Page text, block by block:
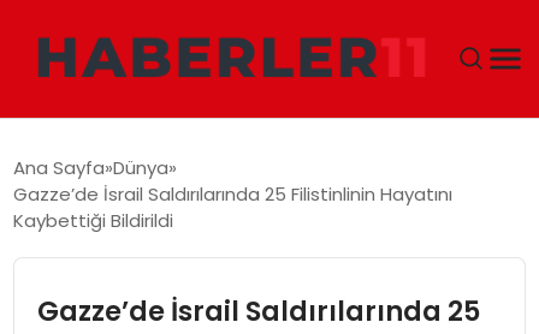
DÜNYA
Ana Sayfa Dünya
Gazze’de İsrail Saldırılarında 25 Filistinlinin Hayatını
Kaybettiği Bildirildi
Gazze’de İsrail Saldırılarında 25